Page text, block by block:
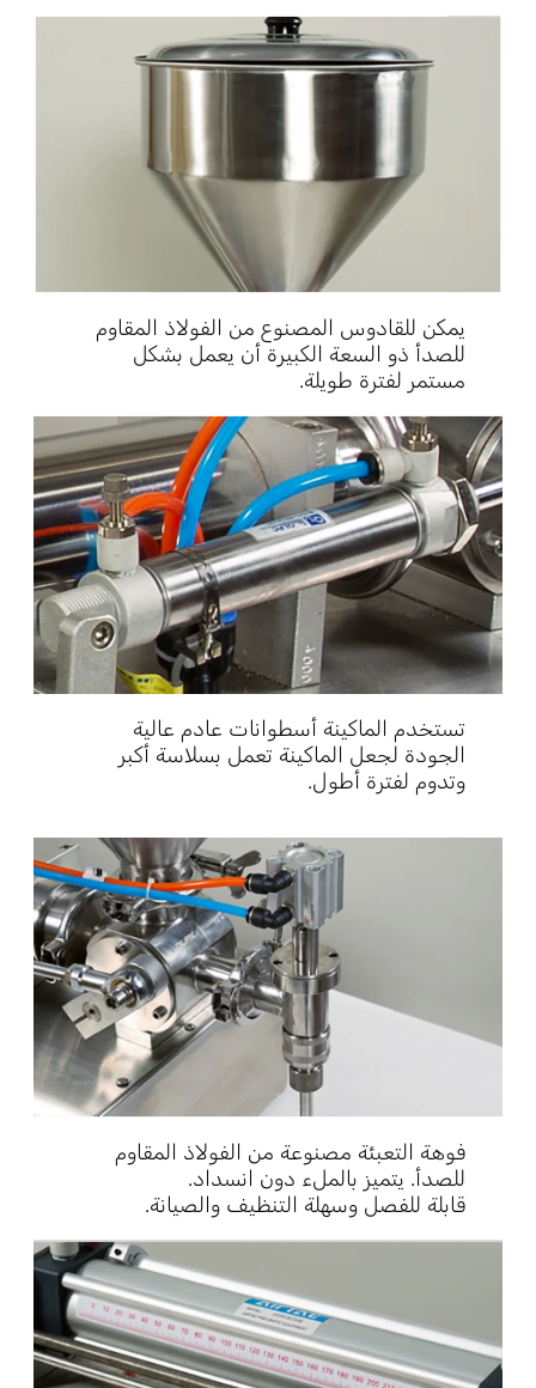
يمكن للقادوس المصنوع من الفولاذ المقاوم
للصدأ ذو السعة الكبيرة أن يعمل بشكل
مستمر لفترة طويلة.
تستخدم الماكينة أسطوانات عادم عالية
الجودة لجعل الماكينة تعمل بسلاسة أكبر
وتدوم لفترة أطول.
فوهة التعبئة مصنوعة من الفولاذ المقاوم
للصدأ. يتميز بالملء دون انسداد.
قابلة للفصل وسهلة التنظيف والصيانة.